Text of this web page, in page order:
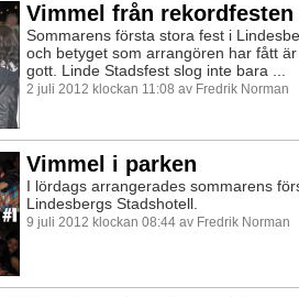
Vimmel från rekordfesten
Sommarens första stora fest i
och betyget som arrangören har fått
gott. Linde Stadsfest slog inte bara ...
2 juli 2012 klockan 11:08 av Fredrik Norman
Vimmel i parken
I lördags arrangerades sommarens
Lindesbergs Stadshotell.
9 juli 2012 klockan 08:44 av Fredrik Norman